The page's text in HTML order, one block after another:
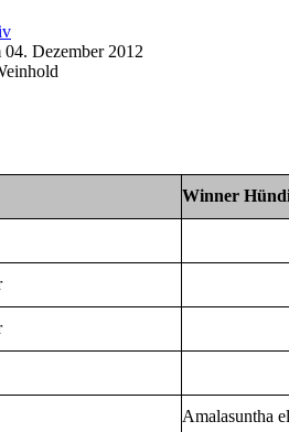
04. Dezember 2012
Winner
Amalasuntha